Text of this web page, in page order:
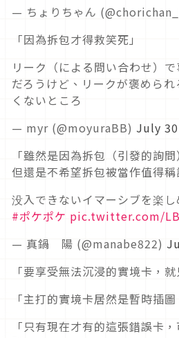
— ちょりちゃん
「因為拆包才得救笑死」
リーク（による問い合わせ）
だろうけど、リークが褒めら
くないところ
— myr (@moyuraBB) July
「雖然是因為拆包（引發的詢
但還是不希望拆包被當作值得稱
没入できないイマーシブを楽
#ポケポケ pic.twitter.com/
— 真鍋 陽 (@manabe822)
「要享受無法沉浸的實境卡，就
「主打的實境卡居然是暫時插圖
「只有現在才有的這張錯誤卡